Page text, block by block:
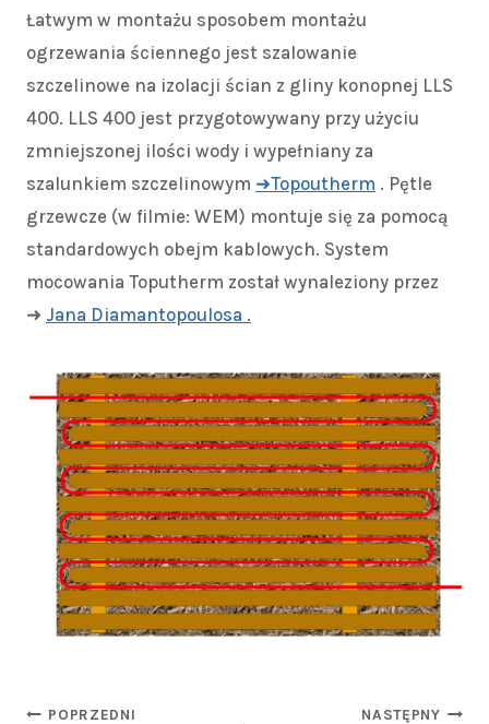
Łatwym w montażu sposobem montażu
ogrzewania ściennego jest szalowanie
szczelinowe na izolacji ścian z gliny konopnej LLS
400. LLS 400 jest przygotowywany przy użyciu
zmniejszonej ilości wody i wypełniany za
szalunkiem szczelinowym ➜Topoutherm . Pętle
grzewcze (w filmie: WEM) montuje się za pomocą
standardowych obejm kablowych. System
mocowania Toputherm został wynaleziony przez
➜ Jana Diamantopoulosa .
POPRZEDNI NASTĘPNY